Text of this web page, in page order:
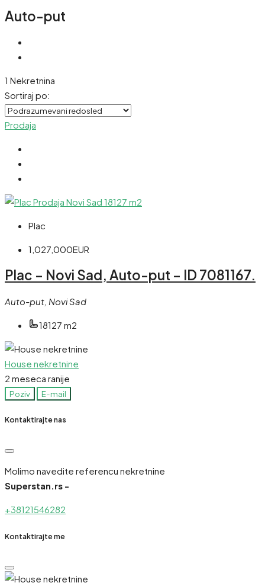
Auto-put
1 Nekretnina
Sortiraj po:
Prodaja
Plac
1,027,000EUR
Plac – Novi Sad, Auto-put – ID 7081167.
Auto-put, Novi Sad
18127 m2
House nekretnine
2 meseca ranije
Poziv E-mail
Kontaktirajte nas
Molimo navedite referencu nekretnine
Superstan.rs -
+38121546282
Kontaktirajte me